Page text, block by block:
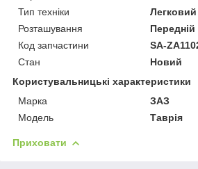
Тип техніки
Розташування
Передній
Код запчастини
SA-
Стан
Новий
Користувальницькі характеристики
Марка
ЗАЗ
Модель
Таврія
Приховати